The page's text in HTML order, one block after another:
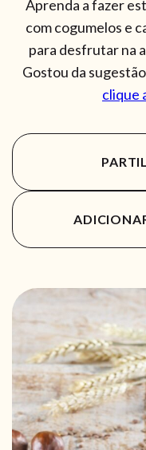
Aprenda a fazer
com cogumelos e
para desfrutar na
Gostou da
clique